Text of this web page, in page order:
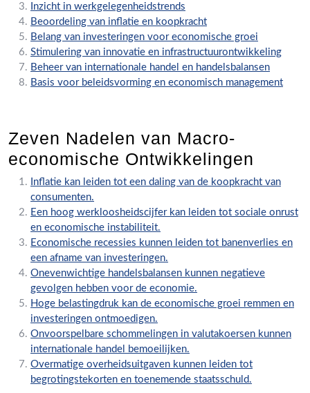
Inzicht in werkgelegenheidstrends
Beoordeling van inflatie en koopkracht
Belang van investeringen voor economische groei
Stimulering van innovatie en infrastructuurontwikkeling
Beheer van internationale handel en handelsbalansen
Basis voor beleidsvorming en economisch management
Zeven Nadelen van Macro-
economische Ontwikkelingen
Inflatie kan leiden tot een daling van de koopkracht van
consumenten.
Een hoog werkloosheidscijfer kan leiden tot sociale onrust
en economische instabiliteit.
Economische recessies kunnen leiden tot banenverlies en
een afname van investeringen.
Onevenwichtige handelsbalansen kunnen negatieve
gevolgen hebben voor de economie.
Hoge belastingdruk kan de economische groei remmen en
investeringen ontmoedigen.
Onvoorspelbare schommelingen in valutakoersen kunnen
internationale handel bemoeilijken.
Overmatige overheidsuitgaven kunnen leiden tot
begrotingstekorten en toenemende staatsschuld.